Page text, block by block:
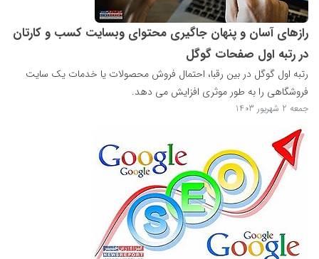
رازهای آسان و پنهان جاگیری محتوای وبسایت کسب و کارتان
در رتبه اول صفحات گوگل
رتبه اول گوگل در بین رقبا، احتمال فروش محصولات یا خدمات یک سایت
فروشگاهی را به طور موثری افزایش می دهد.
جمعه 2 شهریور 1403